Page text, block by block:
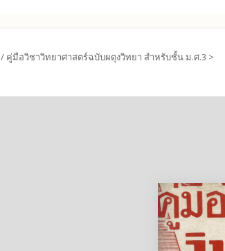
/ คู่มือวิชาวิทยาศาสตร์ฉบับผดุงวิทยา สำหรับชั้น ม.ศ.3 >